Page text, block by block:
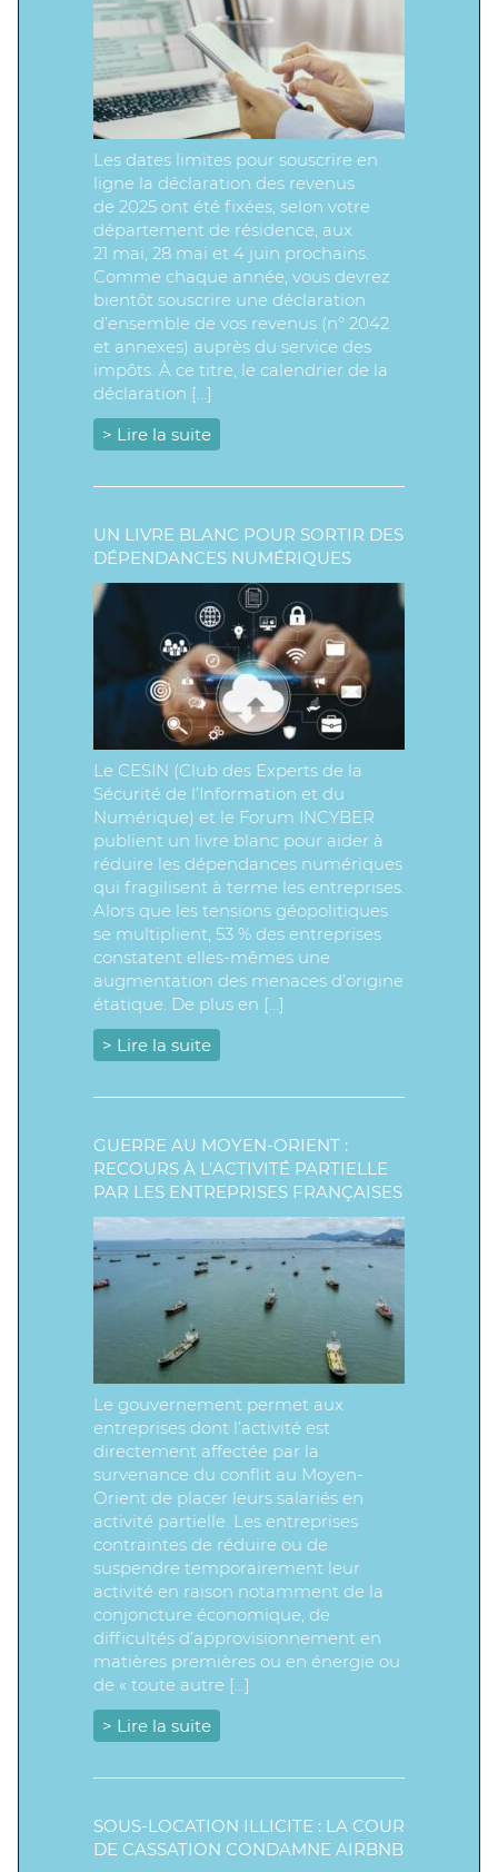
Les dates limites pour souscrire en
ligne la déclaration des revenus
de 2025 ont été fixées, selon votre
département de résidence, aux
21 mai, 28 mai et 4 juin prochains.
Comme chaque année, vous devrez
bientôt souscrire une déclaration
d’ensemble de vos revenus (n° 2042
et annexes) auprès du service des
impôts. À ce titre, le calendrier de la
déclaration […]
> Lire la suite
UN LIVRE BLANC POUR SORTIR DES
DÉPENDANCES NUMÉRIQUES
Le CESIN (Club des Experts de la
Sécurité de l’Information et du
Numérique) et le Forum INCYBER
publient un livre blanc pour aider à
réduire les dépendances numériques
qui fragilisent à terme les entreprises.
Alors que les tensions géopolitiques
se multiplient, 53 % des entreprises
constatent elles-mêmes une
augmentation des menaces d’origine
étatique. De plus en […]
> Lire la suite
GUERRE AU MOYEN-ORIENT :
RECOURS À L’ACTIVITÉ PARTIELLE
PAR LES ENTREPRISES FRANÇAISES
Le gouvernement permet aux
entreprises dont l’activité est
directement affectée par la
survenance du conflit au Moyen-
Orient de placer leurs salariés en
activité partielle. Les entreprises
contraintes de réduire ou de
suspendre temporairement leur
activité en raison notamment de la
conjoncture économique, de
difficultés d’approvisionnement en
matières premières ou en énergie ou
de « toute autre […]
> Lire la suite
SOUS-LOCATION ILLICITE : LA COUR
DE CASSATION CONDAMNE AIRBNB